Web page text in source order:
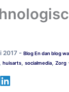
2017 - Blog En dan blog
, huisarts, socialmedia, Zorg